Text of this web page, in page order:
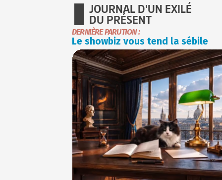
JOURNAL D'UN EXILÉ
DU PRÉSENT
DERNIÈRE PARUTION :
Le showbiz vous tend la sébile